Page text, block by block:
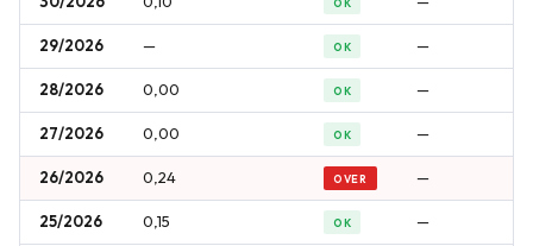
29/2026 — OK —
28/2026 0,00 OK —
27/2026 0,00 OK —
26/2026 0,24 OVER —
25/2026 0,15 OK —